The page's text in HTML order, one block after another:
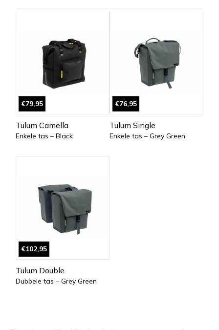
€79,95
Tulum Camella
Enkele tas – Black
€76,95
Tulum Single
Enkele tas – Grey Green
€102,95
Tulum Double
Dubbele tas – Grey Green